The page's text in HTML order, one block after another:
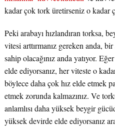
kadar çok tork üretirseniz o kadar
Peki arabayı hızlandıran torksa,
vitesi arttırmanız gereken anda,
sahip olacağınız anda yatıyor.
elde ediyorsanız, her viteste o
böylece daha çok hız elde etmek
etmek zorunda kalmazınız. Ve
anlamlısı daha yüksek beygir
yüksek devirde elde ediyorsanız